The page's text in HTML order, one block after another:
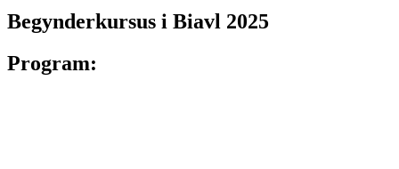
Begynderkursus i Biavl 2025
Program: